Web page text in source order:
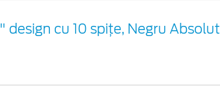
design cu 10 spițe, Negru Absolut